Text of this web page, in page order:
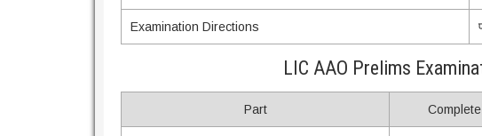
Examination Directions
LIC AAO Prelims
Part